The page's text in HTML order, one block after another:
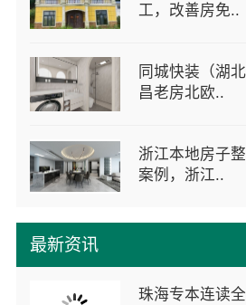
最新资讯
珠海专本连读
工，改善房免..
同城快装（湖
昌老房北欧..
浙江本地房子
案例，浙江..